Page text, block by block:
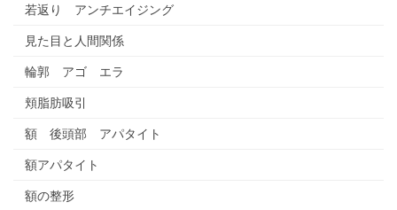
若返り アンチエイジング
見た目と人間関係
輪郭 アゴ エラ
頬脂肪吸引
額 後頭部 アパタイト
額アパタイト
額の整形